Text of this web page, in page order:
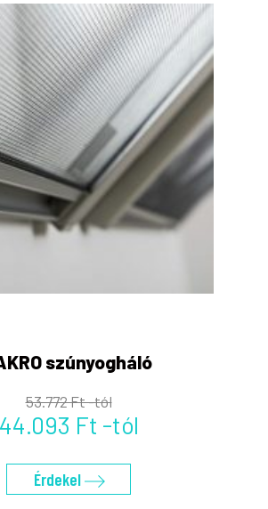
szúnyogháló
53.772 Ft -tól
44.093 Ft -tól
Érdekel